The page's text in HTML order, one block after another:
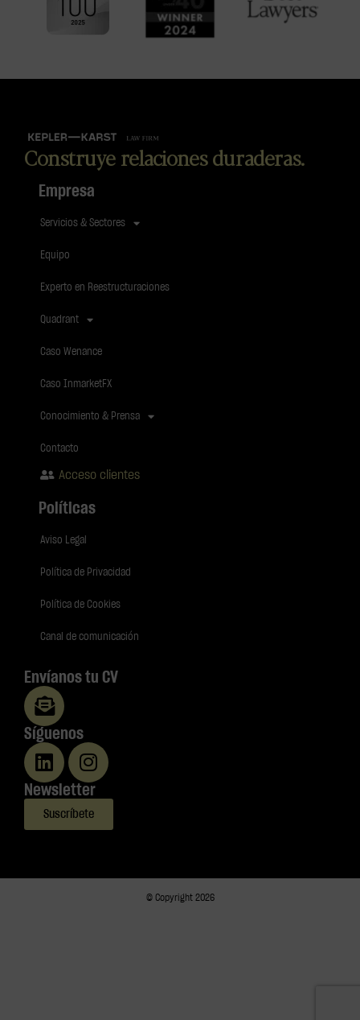
Construye relaciones duraderas.
Empresa
Servicios & Sectores
Equipo
Experto en Reestructuraciones
Quadrant
Caso Wenance
Caso InmarketFX
Conocimiento & Prensa
Contacto
Acceso clientes
Políticas
Aviso Legal
Política de Privacidad
Política de Cookies
Canal de comunicación
Envíanos tu CV
Síguenos
Newsletter
Suscríbete
© Copyright 2026